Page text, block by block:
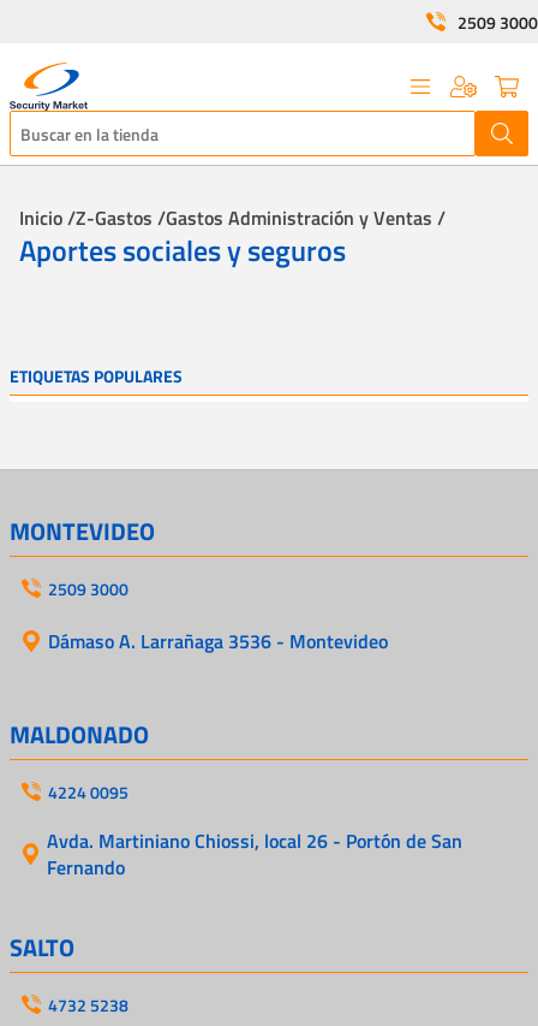
2509 3000
Inicio /Z-Gastos /Gastos Administración y Ventas /
Aportes sociales y seguros
ETIQUETAS POPULARES
MONTEVIDEO
2509 3000
Dámaso A. Larrañaga 3536 - Montevideo
MALDONADO
4224 0095
Avda. Martiniano Chiossi, local 26 - Portón de San
Fernando
SALTO
4732 5238